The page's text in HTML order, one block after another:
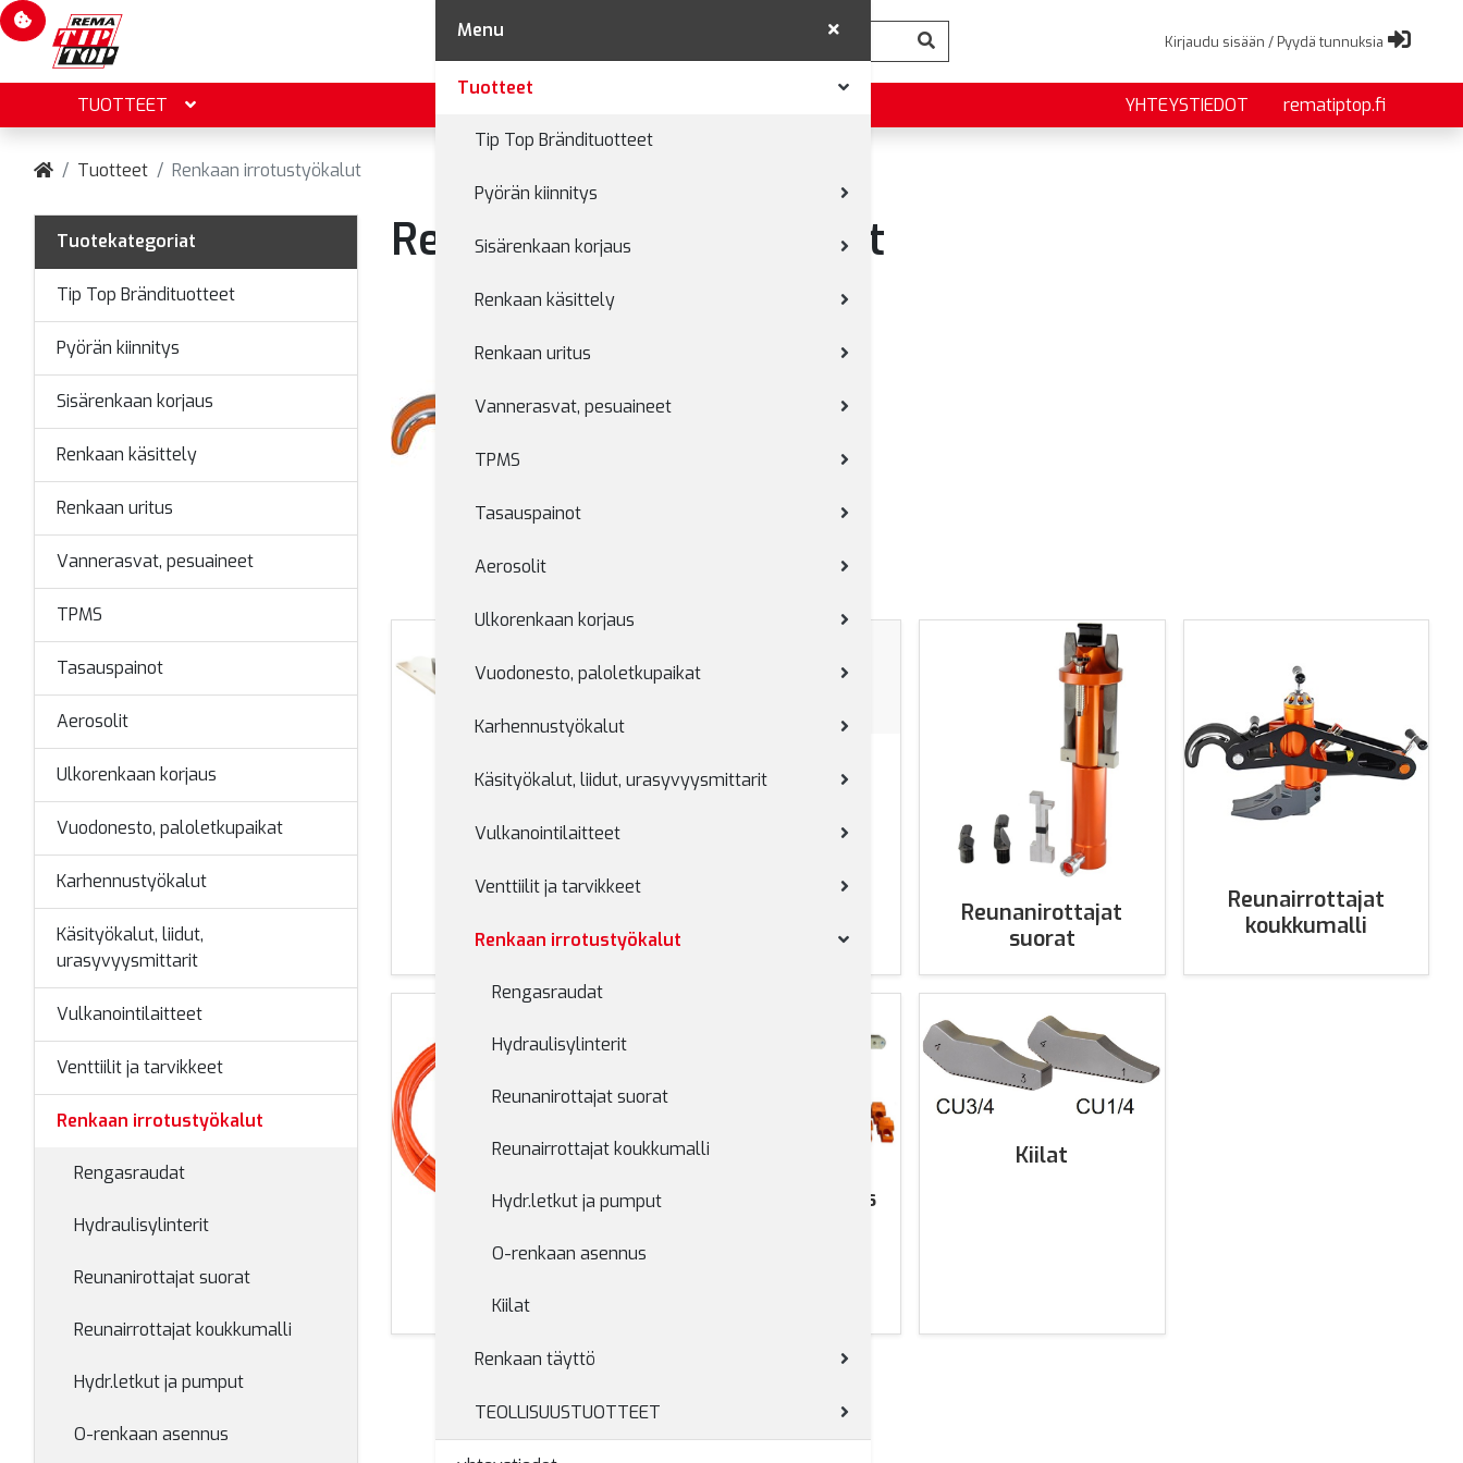
Kirjaudu sisään / Pyydä tunnuksia
TUOTTEET YHTEYSTIEDOT rematiptop.fi
Tuotteet Renkaan irrotustyökalut
Tuotekategoriat
Tip Top Brändituotteet
Pyörän kiinnitys
Sisärenkaan korjaus
Renkaan käsittely
Renkaan uritus
Vannerasvat, pesuaineet
TPMS
Tasauspainot
Aerosolit
Ulkorenkaan korjaus
Vuodonesto, paloletkupaikat
Karhennustyökalut
Käsityökalut, liidut,
urasyvyysmittarit
Vulkanointilaitteet
Venttiilit ja tarvikkeet
Renkaan irrotustyökalut
Rengasraudat
Hydraulisylinterit
Reunanirottajat suorat
Reunairrottajat koukkumalli
Hydr.letkut ja pumput
O-renkaan asennus
Renkaan irrotustyökalut
Hydraulisylinterit
Reunanirottajat
suorat
Reunairrottajat
koukkumalli
pumput
O-renkaan asennus
Kiilat
Menu
Tuotteet
Tip Top Brändituotteet
Pyörän kiinnitys
Sisärenkaan korjaus
Renkaan käsittely
Renkaan uritus
Vannerasvat, pesuaineet
TPMS
Tasauspainot
Aerosolit
Ulkorenkaan korjaus
Vuodonesto, paloletkupaikat
Karhennustyökalut
Käsityökalut, liidut, urasyvyysmittarit
Vulkanointilaitteet
Venttiilit ja tarvikkeet
Renkaan irrotustyökalut
Rengasraudat
Hydraulisylinterit
Reunanirottajat suorat
Reunairrottajat koukkumalli
Hydr.letkut ja pumput
O-renkaan asennus
Kiilat
Renkaan täyttö
TEOLLISUUSTUOTTEET
Evästevalinnat